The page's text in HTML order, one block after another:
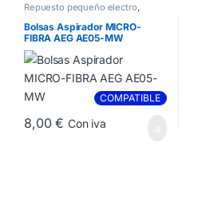
Repuesto pequeño electro,
Repuestos Aspiradoras
Bolsas Aspirador MICRO-
FIBRA AEG AE05-MW
COMPATIBLE
8,00€ Con iva